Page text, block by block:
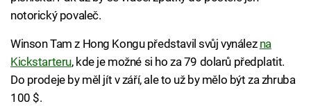
notorický povaleč.
Winson Tam z Hong Kongu představil svůj vynález na
Kickstarteru, kde je možné si ho za 79 dolarů předplatit.
Do prodeje by měl jít v září, ale to už by mělo být za zhruba
100 $.